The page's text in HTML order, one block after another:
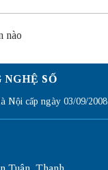
nào
SỐ
Nội cấp ngày 03/09/2008